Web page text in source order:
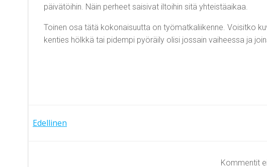
päivätöihin. Näin perheet saisivat iltoihin sitä yhteistäaikaa.
Toinen osa tätä kokonaisuutta on työmatkaliikenne. Voisitko
kenties hölkkä tai pidempi pyöräily olisi jossain vaiheessa ja
Artikkelien
Edellinen
Kommentit